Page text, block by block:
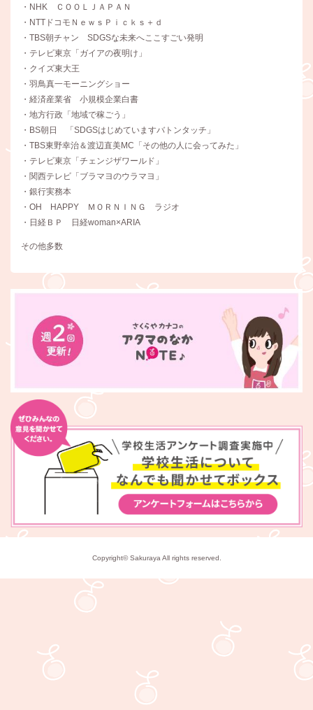
・NHK ＣＯＯＬＪＡＰＡＮ
・NTTドコモＮｅｗｓＰｉｃｋｓ＋ｄ
・TBS朝チャン SDGSな未来へここすごい発明
・テレビ東京「ガイアの夜明け」
・クイズ東大王
・羽鳥真一モーニングショー
・経済産業省 小規模企業白書
・地方行政「地域で稼ごう」
・BS朝日 「SDGSはじめていますバトンタッチ」
・TBS東野幸治＆渡辺直美MC「その他の人に会ってみた」
・テレビ東京「チェンジザワールド」
・関西テレビ「ブラマヨのウラマヨ」
・銀行実務本
・OH HAPPY ＭＯＲＮＩＮＧ ラジオ
・日経ＢＰ 日経woman×ARIA
その他多数
Copyright© Sakuraya All rights reserved.